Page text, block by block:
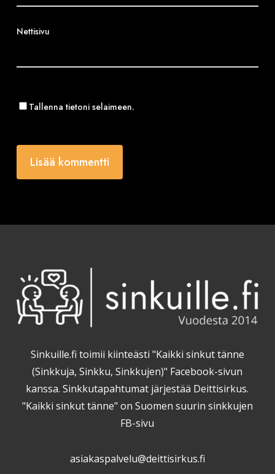
Nettisivu
Tallenna tietoni selaimeen.
Sinkuille.fi toimii kiinteästi "Kaikki sinkut tänne
(Sinkkuja, Sinkku, Sinkkujen)" Facebook-sivun
kanssa. Sinkkutapahtumat järjestää Deittisirkus.
"Kaikki sinkut tänne" on Suomen suurin sinkkujen
FB-sivu
asiakaspalvelu@deittisirkus.fi